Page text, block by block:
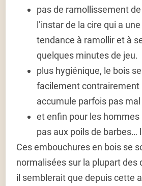
pas de ramollissement de
l’instar de la cire qui a
tendance à ramollir et à
quelques minutes de jeu.
plus hygiénique, le bois
facilement contrairement
accumule parfois pas
et enfin pour les hommes
pas aux poils de barbes…
Ces embouchures en bois se
normalisées sur la plupart des
il semblerait que depuis cette